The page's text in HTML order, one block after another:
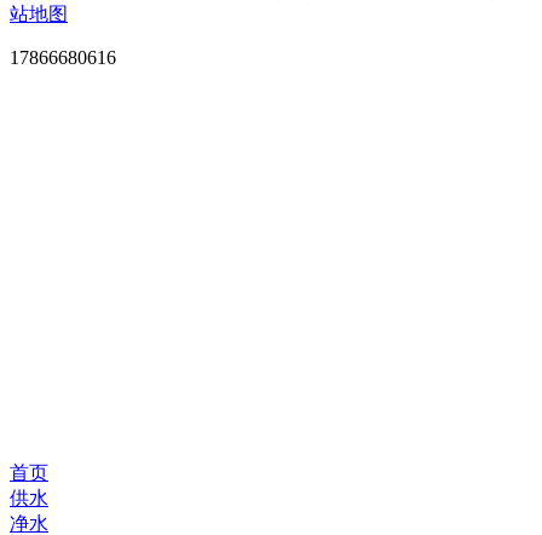
站地图
17866680616
首页
供水
净水